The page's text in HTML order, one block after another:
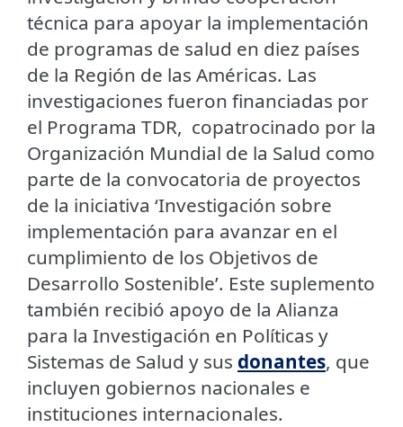
técnica para apoyar la implementación
de programas de salud en diez países
de la Región de las Américas. Las
investigaciones fueron financiadas por
el Programa TDR, copatrocinado por la
Organización Mundial de la Salud como
parte de la convocatoria de proyectos
de la iniciativa ‘Investigación sobre
implementación para avanzar en el
cumplimiento de los Objetivos de
Desarrollo Sostenible’. Este suplemento
también recibió apoyo de la Alianza
para la Investigación en Políticas y
Sistemas de Salud y sus donantes, que
incluyen gobiernos nacionales e
instituciones internacionales.